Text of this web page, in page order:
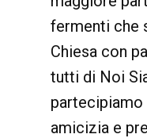
fermenti che
Chiesa con
tutti di Noi
partecipiamo
amicizia e